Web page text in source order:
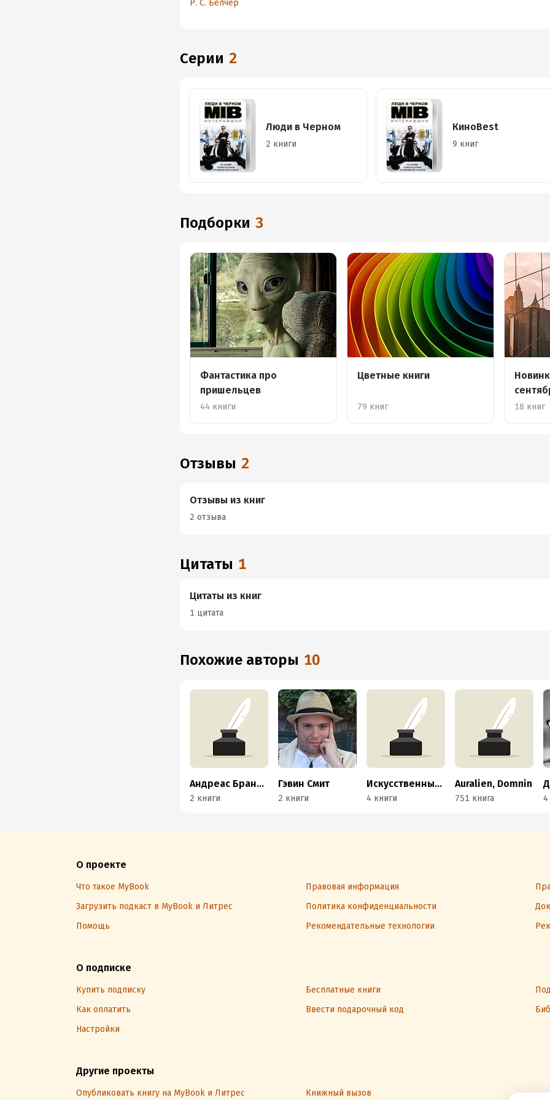
Р. С. Белчер
Серии 2
Люди в Черном
2 книги
КиноBest
9 книг
Подборки 3
Фантастика про
пришельцев
44 книги
Цветные книги
79 книг 18 книг
Отзывы 2
Отзывы из книг
2 отзыва
Цитаты 1
Цитаты из книг
1 цитата
Похожие авторы 10
Андреас Брандхорст
2 книги
Гэвин Смит
2 книги
Искусственный Интеллект RT
4 книги
Auralien, Domnin
751 книга 4
О проекте
Что такое MyBook Правовая информация
Загрузить подкаст в MyBook и Литрес
Политика конфиденциальности
Помощь
Рекомендательные технологии
О подписке
Купить подписку Бесплатные книги
Как оплатить
Ввести подарочный код
Настройки
Другие проекты
Опубликовать книгу на MyBook и Литрес Книжный вызов